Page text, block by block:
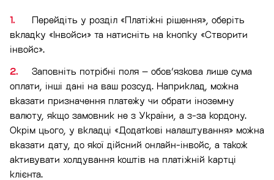
Перейдіть у розділ «Платіжні рішення», оберіть
вкладку «Інвойси» та натисніть на кнопку «Створити
інвойс».
Заповніть потрібні поля – обов’язкова лише сума
оплати, інші дані на ваш розсуд. Наприклад, можна
вказати призначення платежу чи обрати іноземну
валюту, якщо замовник не з України, а з-за кордону.
Окрім цього, у вкладці «Додаткові налаштування» можна
вказати дату, до якої дійсний онлайн-інвойс, а також
активувати холдування коштів на платіжній картці
клієнта.